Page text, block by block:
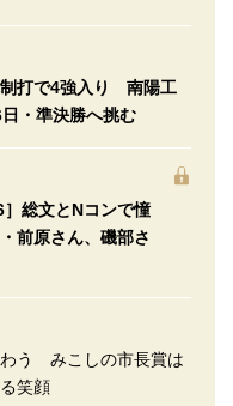
制打で4強入り 南陽工
・準決勝へ挑む
］総文とNコンで憧
前原さん、磯部さ
わう みこしの市長賞は
笑顔